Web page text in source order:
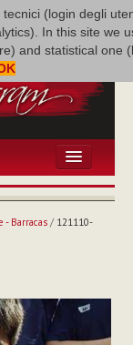
(login degli
In this site we
and statistical one
Barracas/ 121110-